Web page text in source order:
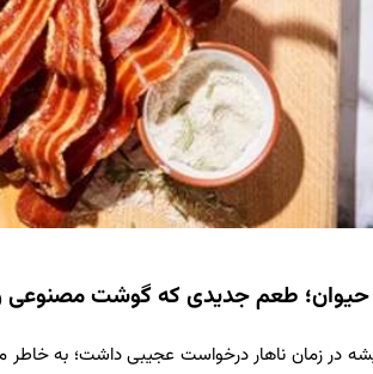
طعم جدیدی که گوشت مصنوعی
در زمان ناهار درخواست عجیبی داشت؛ به خاطر